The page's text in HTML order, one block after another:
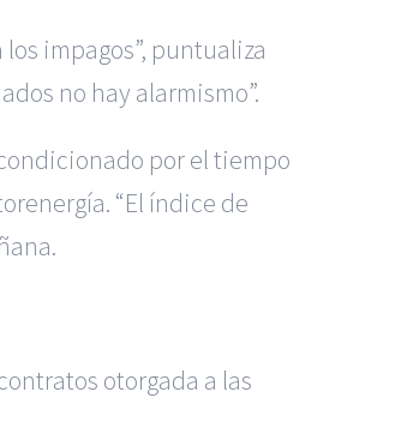
impagos”, puntualiza
no hay alarmismo”.
por el tiempo
“El índice de
otorgada a las